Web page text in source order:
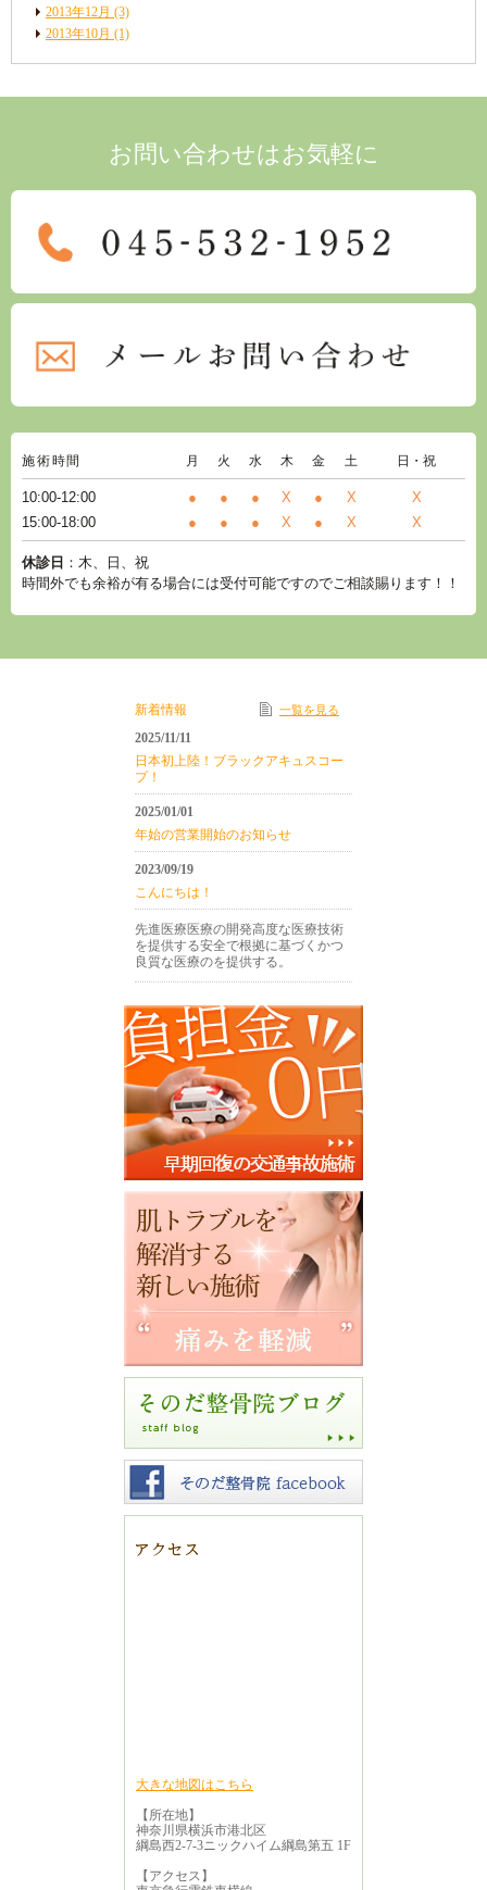
2013年12月 (3)
2013年10月 (1)
お問い合わせはお気軽に
施術時間 月 火 水 木 金 土 日・祝
10:00-12:00 ● ● ● X ● X
X
15:00-18:00
● ● ● X ● X X
休診日 ：木、日、祝
時間外でも余裕が有る場合には受付可能ですのでご相談賜ります！！
新着情報 一覧を見る
2025/11/11
日本初上陸！ブラックアキュスコー
プ！
2025/01/01
年始の営業開始のお知らせ
2023/09/19
こんにちは！
先進医療医療の開発高度な医療技術
を提供する安全で根拠に基づくかつ
良質な医療のを提供する。
大きな地図はこちら
【所在地】
神奈川県横浜市港北区
綱島西2-7-3ニックハイム綱島第五 1F
【アクセス】